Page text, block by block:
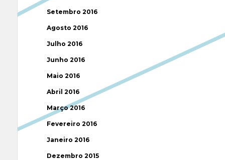
Setembro 2016
Agosto 2016
Julho 2016
Junho 2016
Maio 2016
Abril 2016
Março 2016
Fevereiro 2016
Janeiro 2016
Dezembro 2015